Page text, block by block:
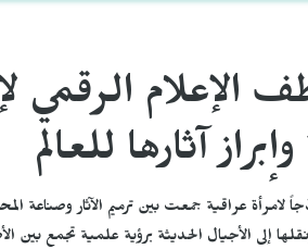
الإعلام الرقمي
آثارها للعالم
لامرأة عراقية جمعت بين ترميم الآثار وصناعة
إلى الأجيال الحديثة برؤية علمية تجمع بين